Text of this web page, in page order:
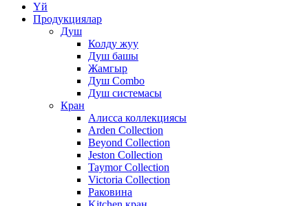
Үй
Продукциялар
Душ
Колду жуу
Душ башы
Жамгыр
Душ Combo
Душ системасы
Кран
Алисса коллекциясы
Arden Collection
Beyond Collection
Jeston Collection
Taymor Collection
Victoria Collection
Раковина